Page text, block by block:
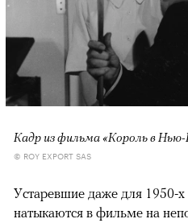
Кадр из фильма «Король в
© ROY EXPORT SAS
Устаревшие даже для 1950-х
натыкаются в фильме на